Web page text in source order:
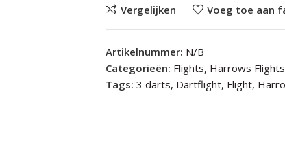
Vergelijken Voeg toe aan
Artikelnummer: N/B
Categorieën: Flights, Harrows Flights
Tags: 3 darts, Dartflight, Flight,